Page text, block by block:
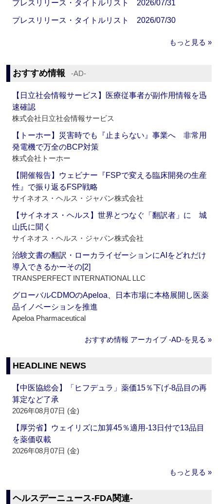
プレスリリース・タイトルリスト 2026/07/31
プレスリリース・タイトルリスト 2026/07/30
もっと見る »
おすすめ情報 ‐AD‐
【日立社会情報サービス】医療従事者が副作用情報を迅
速確認
株式会社日立社会情報サービス
【トーホー】災害時でも『止まらない』事業へ 非常用
発電機で万全のBCP対策
株式会社トーホー
【開催報告】ウェビナー『FSPで変える臨床開発の生産
性』で振り返るFSP戦略
サイネオス・ヘルス・ジャパン株式会社
【サイネオス・ヘルス】世界とつなぐ「翻訳者」に 城
山氏に聞く
サイネオス・ヘルス・ジャパン株式会社
治験文書の翻訳・ローカライゼーションにAIをどれだけ
導入できるかーその[2]
TRANSPERFECT INTERNATIONAL LLC
グローバルCDMOのApeloa、日本市場に本格展開し医薬
品イノベーションを推進
Apeloa Pharmaceutical
おすすめ情報 アーカイブ ‐AD‐を見る »
HEADLINE NEWS
【中医協総会】「ヒフデュラ」薬価15％下げ‐8品目の再
算定など了承
2026年08月07日 (金)
【厚労省】ウェイリズに加算45％適用‐13日付で13品目
を薬価収載
2026年08月07日 (金)
もっと見る »
ヘルスデーニュース‐FDA関連‐